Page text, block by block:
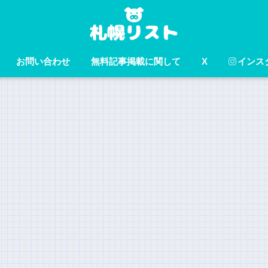
お問い合わせ 無料記事掲載に関して X インス